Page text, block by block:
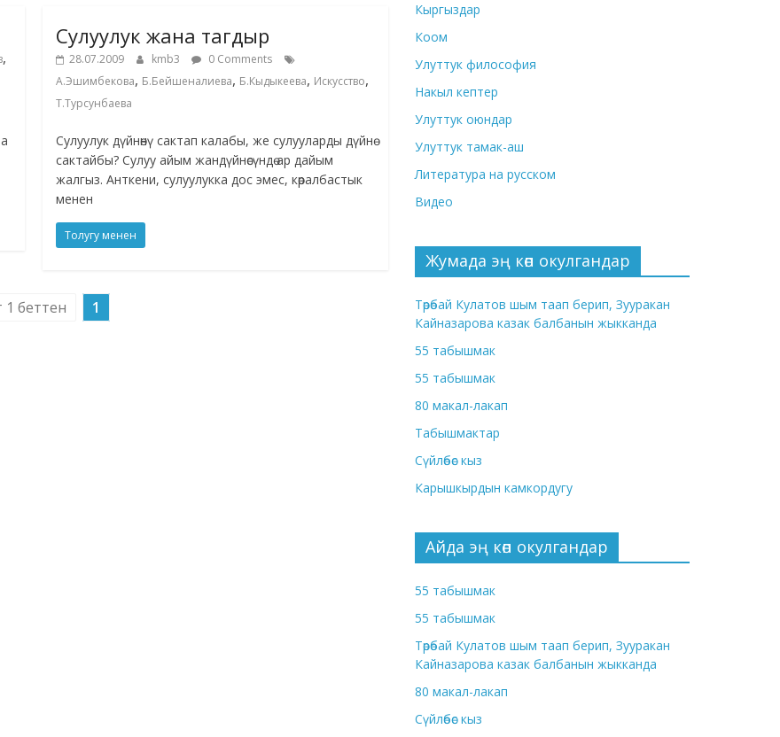
,
Сулуулук жана тагдыр
28.07.2009 kmb3
0 Comments
А.Эшимбекова, Б.Бейшеналиева, Б.Кыдыкеева, Искусство,
Т.Турсунбаева
Сулуулук дүйнөнү сактап калабы, же сулууларды дүйнө
сактайбы? Сулуу айым жандүйнөсүндө ар дайым
жалгыз. Анткени, сулуулукка дос эмес, көралбастык
менен
Толугу менен
1 беттен 1
Кыргыздар
Коом
Улуттук философия
Накыл кептер
Улуттук оюндар
Улуттук тамак-аш
Литература на русском
Видео
Жумада эң көп окулгандар
Төрөбай Кулатов шым таап берип, Зууракан
Кайназарова казак балбанын жыкканда
55 табышмак
55 табышмак
80 макал-лакап
Табышмактар
Сүйлөбөс кыз
Карышкырдын камкордугу
Айда эң көп окулгандар
55 табышмак
55 табышмак
Төрөбай Кулатов шым таап берип, Зууракан
Кайназарова казак балбанын жыкканда
80 макал-лакап
Сүйлөбөс кыз